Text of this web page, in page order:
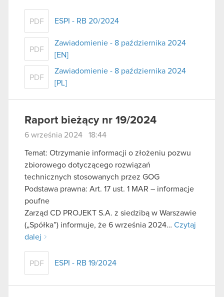
PDF ESPI - RB 20/2024
PDF
Zawiadomienie - 8 października 2024
[EN]
PDF
Zawiadomienie - 8 października 2024
[PL]
Raport bieżący nr 19/2024
6 września 2024 18:44
Temat: Otrzymanie informacji o złożeniu pozwu
zbiorowego dotyczącego rozwiązań
technicznych stosowanych przez GOG
Podstawa prawna: Art. 17 ust. 1 MAR – informacje
poufne
Zarząd CD PROJEKT S.A. z siedzibą w Warszawie
(„Spółka”) informuje, że 6 września 2024… Czytaj
dalej
PDF ESPI - RB 19/2024